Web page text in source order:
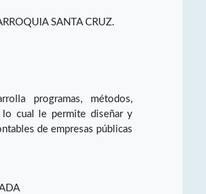
SANTA CRUZ.
programas, métodos,
lo cual le permite diseñar y
de empresas públicas